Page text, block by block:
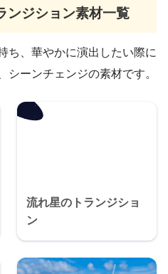
ンジション素材一覧
ち、華やかに演出したい際に
シーンチェンジの素材です。
流れ星のトランジショ
ン